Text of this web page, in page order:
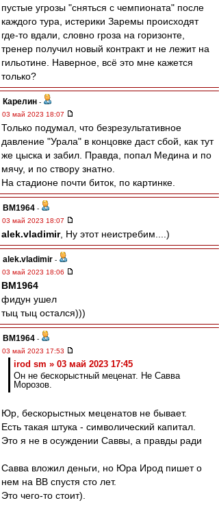
пустые угрозы "сняться с чемпионата" после
каждого тура, истерики Заремы происходят
где-то вдали, словно гроза на горизонте,
тренер получил новый контракт и не лежит на
гильотине. Наверное, всё это мне кажется
только?
Карелин -
03 май 2023 18:07
Только подумал, что безрезультативное
давление "Урала" в концовке даст сбой, как тут
же цыска и забил. Правда, попал Медина и по
мячу, и по створу знатно.
На стадионе почти биток, по картинке.
BM1964 -
03 май 2023 18:07
alek.vladimir, Ну этот неистребим....)
alek.vladimir -
03 май 2023 18:06
BM1964
фидун ушел
тыц тыц остался)))
BM1964 -
03 май 2023 17:53
irod sm » 03 май 2023 17:45
Он не бескорыстный меценат. Не Савва
Морозов.
Юр, бескорыстных меценатов не бывает.
Есть такая штука - символический капитал.
Это я не в осуждении Саввы, а правды ради
Савва вложил деньги, но Юра Ирод пишет о
нем на ВВ спустя сто лет.
Это чего-то стоит).